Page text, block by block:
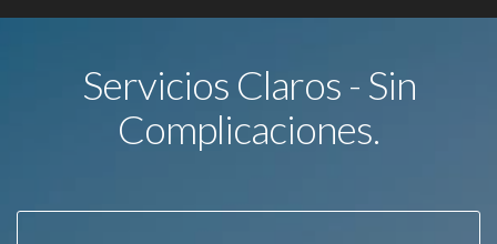
Servicios Claros - Sin
Complicaciones.